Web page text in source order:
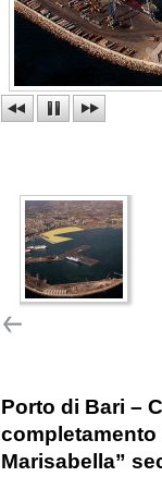
Porto di Bari –
completamento
Marisabella”